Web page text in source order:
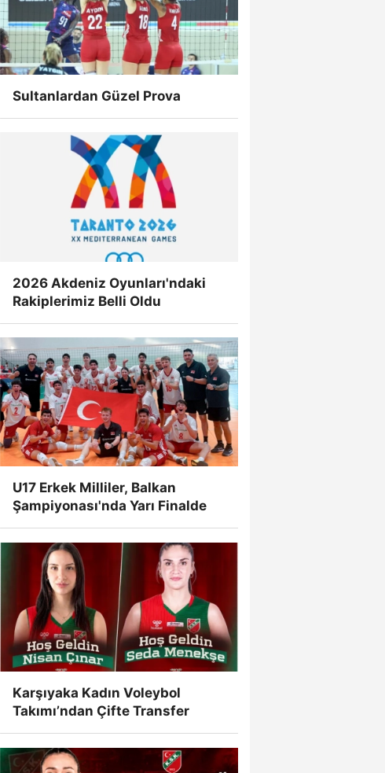
Sultanlardan Güzel Prova
2026 Akdeniz Oyunları'ndaki
Rakiplerimiz Belli Oldu
U17 Erkek Milliler, Balkan
Şampiyonası'nda Yarı Finalde
Karşıyaka Kadın Voleybol
Takımı’ndan Çifte Transfer